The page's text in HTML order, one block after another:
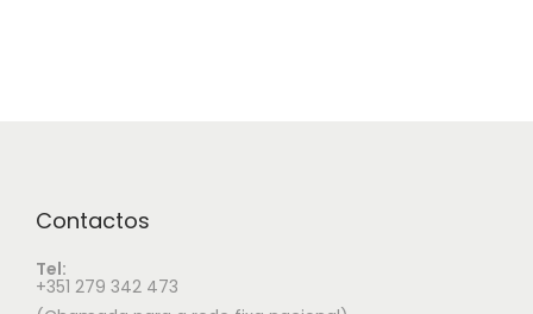
Contactos
Tel:
+351 279 342 473